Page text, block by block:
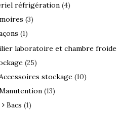
réfrigération (4)
(3)
(1)
laboratoire et chambre froide
(25)
stockage (10)
(13)
Bacs (1)